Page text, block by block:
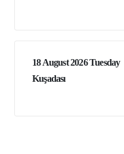
18 August 2026 Tuesday
Kuşadası